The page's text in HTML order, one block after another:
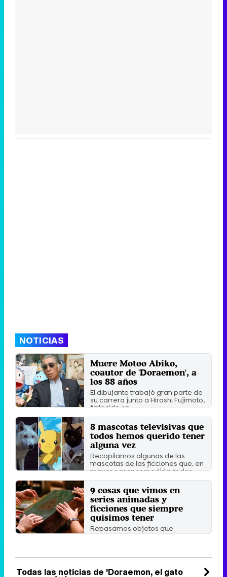
NOTICIAS
Muere Motoo Abiko,
coautor de 'Doraemon', a
los 88 años
El dibujante trabajó gran parte de
su carrera junto a Hiroshi Fujimoto,
fallecido en ...
Viernes 8 Abril 2022 04:16
8 mascotas televisivas que
todos hemos querido tener
alguna vez
Recopilamos algunas de las
mascotas de las ficciones que, en
mayor o menor medida, todos ...
Jueves 30 Agosto 2018 10:29
9 cosas que vimos en
series animadas y
ficciones que siempre
quisimos tener
Repasamos objetos que
cualquier seguidor querría tener
Todas las noticias de 'Doraemon, el gato